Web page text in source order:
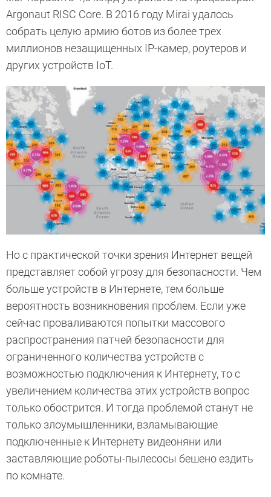
Argonaut RISC Core. В 2016 году Mirai удалось
собрать целую армию ботов из более трех
миллионов незащищенных IP-камер, роутеров и
других устройств IoT.
Но с практической точки зрения Интернет вещей
представляет собой угрозу для безопасности. Чем
больше устройств в Интернете, тем больше
вероятность возникновения проблем. Если уже
сейчас проваливаются попытки массового
распространения патчей безопасности для
ограниченного количества устройств с
возможностью подключения к Интернету, то с
увеличением количества этих устройств вопрос
только обострится. И тогда проблемой станут не
только злоумышленники, взламывающие
подключенные к Интернету видеоняни или
заставляющие роботы-пылесосы бешено ездить
по комнате.